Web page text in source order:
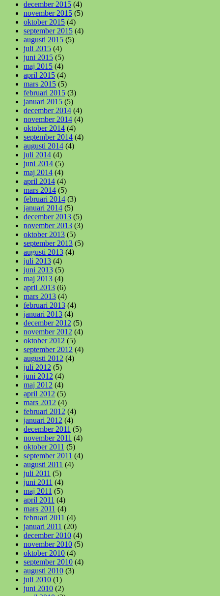
december 2015 (4)
november 2015 (5)
oktober 2015 (4)
september 2015 (4)
augusti 2015 (5)
juli 2015 (4)
juni 2015 (5)
maj 2015 (4)
april 2015 (4)
mars 2015 (5)
februari 2015 (3)
januari 2015 (5)
december 2014 (4)
november 2014 (4)
oktober 2014 (4)
september 2014 (4)
augusti 2014 (4)
juli 2014 (4)
juni 2014 (5)
maj 2014 (4)
april 2014 (4)
mars 2014 (5)
februari 2014 (3)
januari 2014 (5)
december 2013 (5)
november 2013 (3)
oktober 2013 (5)
september 2013 (5)
augusti 2013 (4)
juli 2013 (4)
juni 2013 (5)
maj 2013 (4)
april 2013 (6)
mars 2013 (4)
februari 2013 (4)
januari 2013 (4)
december 2012 (5)
november 2012 (4)
oktober 2012 (5)
september 2012 (4)
augusti 2012 (4)
juli 2012 (5)
juni 2012 (4)
maj 2012 (4)
april 2012 (5)
mars 2012 (4)
februari 2012 (4)
januari 2012 (4)
december 2011 (5)
november 2011 (4)
oktober 2011 (5)
september 2011 (4)
augusti 2011 (4)
juli 2011 (5)
juni 2011 (4)
maj 2011 (5)
april 2011 (4)
mars 2011 (4)
februari 2011 (4)
januari 2011 (20)
december 2010 (4)
november 2010 (5)
oktober 2010 (4)
september 2010 (4)
augusti 2010 (3)
juli 2010 (1)
juni 2010 (2)